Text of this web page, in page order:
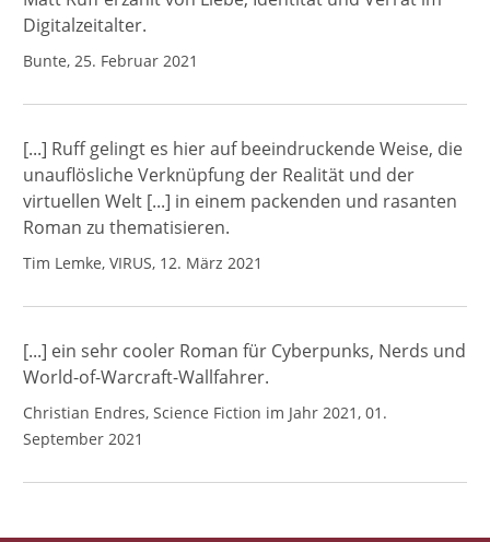
Digitalzeitalter.
Bunte, 25. Februar 2021
[...] Ruff gelingt es hier auf beeindruckende Weise, die
unauflösliche Verknüpfung der Realität und der
virtuellen Welt [...] in einem packenden und rasanten
Roman zu thematisieren.
Tim Lemke, VIRUS, 12. März 2021
[...] ein sehr cooler Roman für Cyberpunks, Nerds und
World-of-Warcraft-Wallfahrer.
Christian Endres, Science Fiction im Jahr 2021, 01.
September 2021